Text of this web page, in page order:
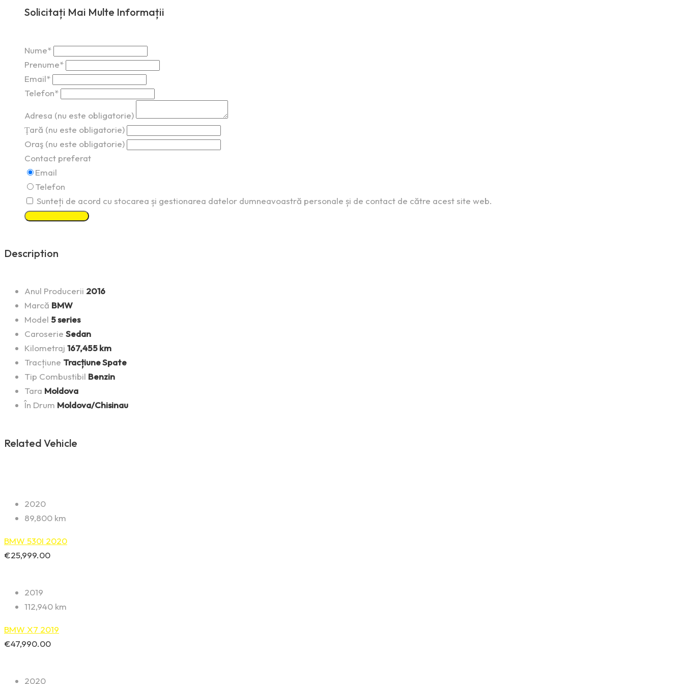
Solicitați Mai Multe Informații
Nume*
Prenume*
Email*
Telefon*
Adresa (nu este obligatorie)
Ţară (nu este obligatorie)
Oraş (nu este obligatorie)
Contact preferat
Email
Telefon
Sunteți de acord cu stocarea și gestionarea datelor dumneavoastră personale și de contact de către acest site web.
Description
Anul Producerii 2016
Marcă BMW
Model 5 series
Caroserie Sedan
Kilometraj 167,455 km
Tracțiune Tracțiune Spate
Tip Combustibil Benzin
Tara Moldova
În Drum Moldova/Chisinau
Related Vehicle
2020
89,800 km
BMW 530I 2020
€25,999.00
2019
112,940 km
BMW X7 2019
€47,990.00
2020